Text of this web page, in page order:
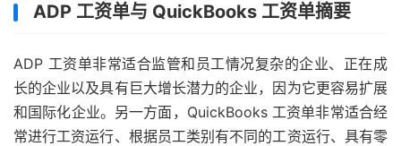
ADP 工资单与 QuickBooks 工资单摘要
ADP 工资单非常适合监管和员工情况复杂的企业、正在成
长的企业以及具有巨大增长潜力的企业，因为它更容易扩展
和国际化企业。另一方面，QuickBooks 工资单非常适合经
常进行工资运行、根据员工类别有不同的工资运行、具有零